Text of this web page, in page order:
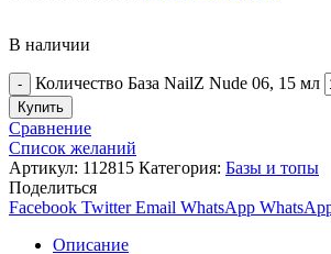
В наличии
Количество База NailZ Nude 06, 15 мл
Купить
Сравнение
Список желаний
Артикул: 112815 Категория: Базы и топы
Поделиться
Facebook Twitter Email WhatsApp
Описание